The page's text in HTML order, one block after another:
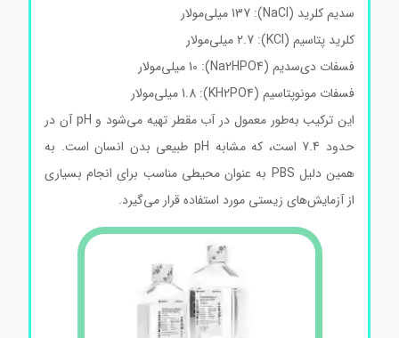
سدیم کلرید (NaCl): 137 میلی‌مولار
کلرید پتاسیم (KCl): 2.7 میلی‌مولار
فسفات دی‌سدیم (Na2HPO4): 10 میلی‌مولار
فسفات مونوپتاسیم (KH2PO4): 1.8 میلی‌مولار
این ترکیب به‌طور معمول در آب مقطر تهیه می‌شود و pH آن در
حدود 7.4 است، که مشابه pH طبیعی بدن انسان است. به
همین دلیل PBS به عنوان محیطی مناسب برای انجام بسیاری
از آزمایش‌های زیستی مورد استفاده قرار می‌گیرد.